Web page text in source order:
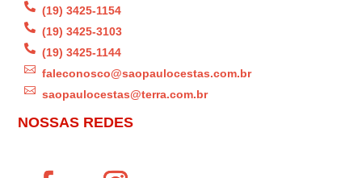
 (19) 3425-1154
 (19) 3425-3103
 (19) 3425-1144
 faleconosco@saopaulocestas.com.br
 saopaulocestas@terra.com.br
NOSSAS REDES